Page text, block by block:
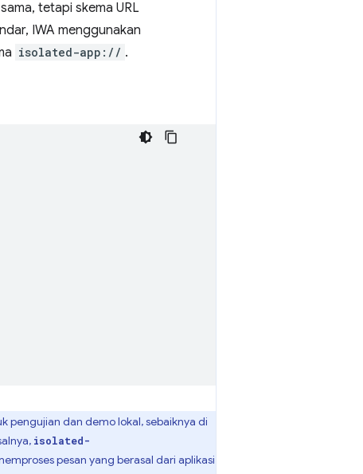
tetapi skema URL
IWA menggunakan
isolated-app:// .
pengujian dan demo lokal, sebaiknya di
isolated-
pesan yang berasal dari aplikasi